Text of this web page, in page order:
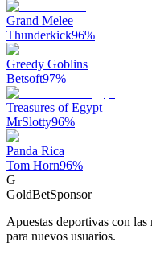
Grand Melee
Thunderkick96%
Greedy Goblins
Betsoft97%
Treasures of Egypt
MrSlotty96%
Panda Rica
Tom Horn96%
G
GoldBetSponsor
Apuestas deportivas con
para nuevos usuarios.